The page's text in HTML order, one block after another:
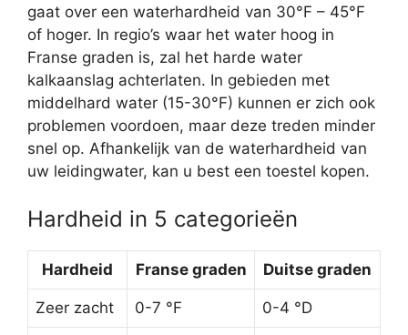
gaat over een waterhardheid van 30°F – 45°F
of hoger. In regio’s waar het water hoog in
Franse graden is, zal het harde water
kalkaanslag achterlaten. In gebieden met
middelhard water (15-30°F) kunnen er zich ook
problemen voordoen, maar deze treden minder
snel op. Afhankelijk van de waterhardheid van
uw leidingwater, kan u best een toestel kopen.
Hardheid in 5 categorieën
Hardheid Franse graden Duitse graden
Zeer zacht 0-7 °F 0-4 °D